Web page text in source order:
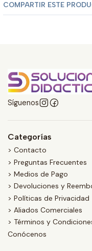
COMPARTIR ESTE
Síguenos
Categorías
> Contacto
> Preguntas Frecuentes
> Medios de Pago
> Devoluciones y
> Políticas de Privacidad
> Aliados Comerciales
> Términos y
Conócenos